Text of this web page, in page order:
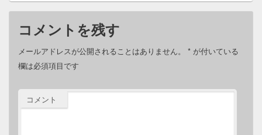
コメントを残す
メールアドレスが公開されることはありません。 * が付いている
欄は必須項目です
コメント